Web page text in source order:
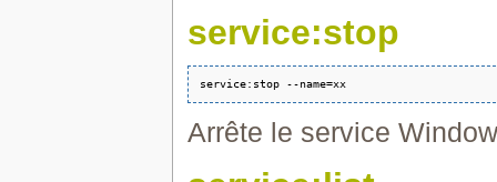
service:stop
service:stop --name=xx
Arrête le service